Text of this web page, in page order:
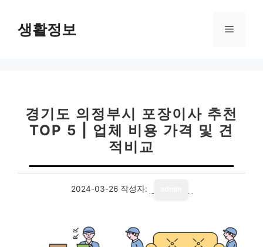
생활정보 메
경기도 의정부시 포장이사 추천
TOP 5 | 업체 비용 가격 및 견
적비교
2024-03-26 작성자: